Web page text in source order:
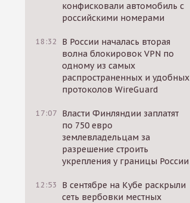
конфисковали автомобиль с
российскими номерами
18:32
В России началась вторая
волна блокировок VPN по
одному из самых
распространенных и удобных
протоколов WireGuard
17:07 Власти Финляндии заплатят
по 750 евро
землевладельцам за
разрешение строить
укрепления у границы России
12:53
В сентябре на Кубе раскрыли
сеть вербовки местных